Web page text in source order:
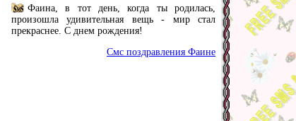
Фаина, в тот день, когда ты родилась,
произошла удивительная вещь - мир стал
прекраснее. С днем рождения!
Смс поздравления Фаине